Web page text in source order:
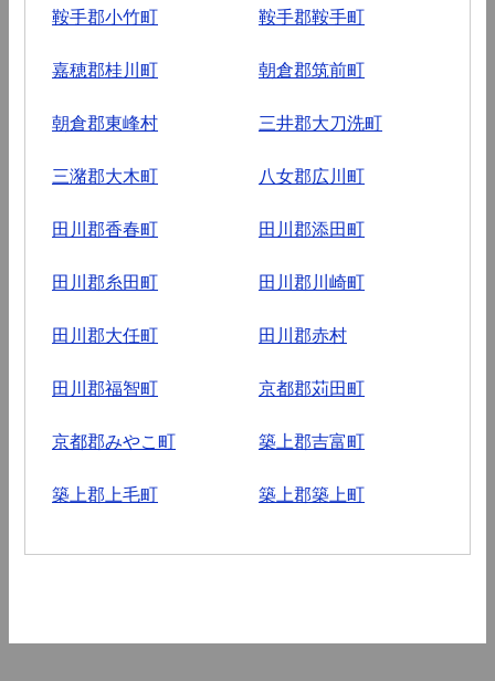
鞍手郡小竹町 鞍手郡鞍手町
嘉穂郡桂川町 朝倉郡筑前町
朝倉郡東峰村 三井郡大刀洗町
三潴郡大木町 八女郡広川町
田川郡香春町 田川郡添田町
田川郡糸田町 田川郡川崎町
田川郡大任町 田川郡赤村
田川郡福智町 京都郡苅田町
京都郡みやこ町 築上郡吉富町
築上郡上毛町 築上郡築上町